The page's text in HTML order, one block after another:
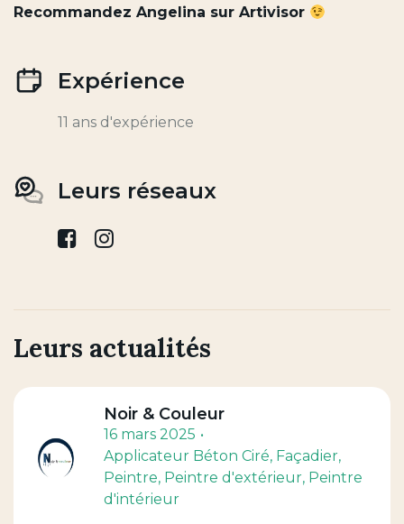
Recommandez Angelina sur Artivisor
Expérience
11 ans d'expérience
Leurs réseaux
facebook
instagram
Leurs actualités
Noir & Couleur
16 mars 2025
Applicateur Béton Ciré, Façadier,
Peintre, Peintre d'extérieur, Peintre
d'intérieur